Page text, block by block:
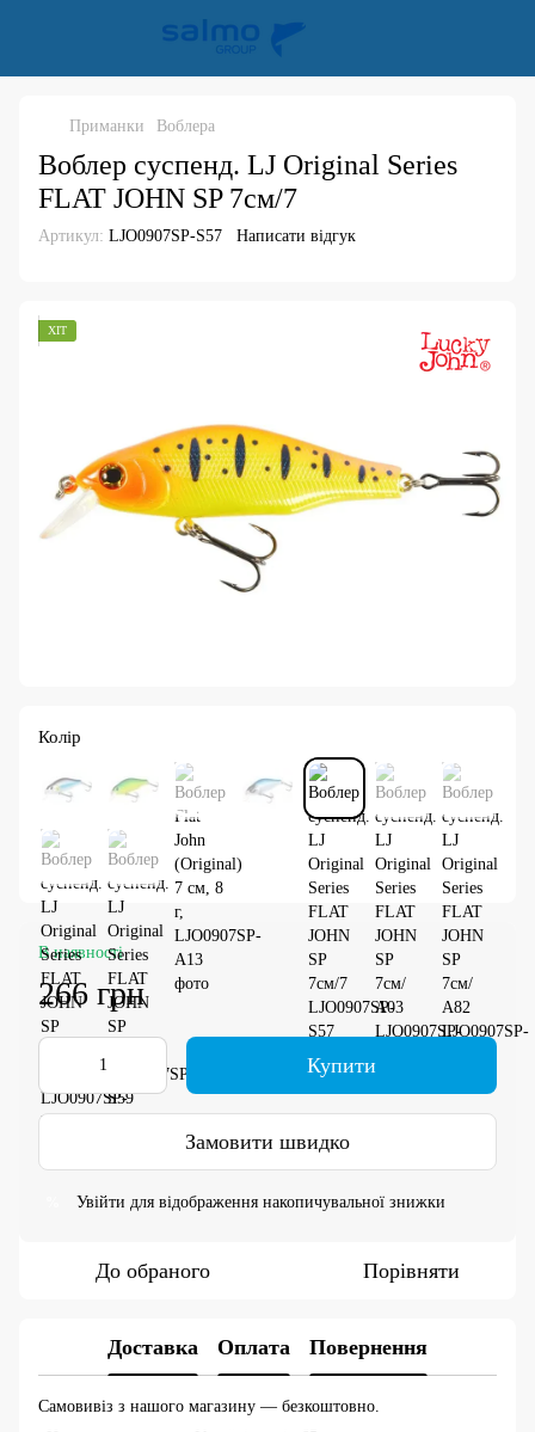
Приманки Воблера
Воблер суспенд. LJ Original Series
FLAT JOHN SP 7см/7
Артикул: LJO0907SP-S57 Написати відгук
ХІТ
Колір
В наявності
266 грн
Купити
Замовити швидко
Увійти для відображення накопичувальної знижки
До обраного Порівняти
Доставка Оплата Повернення
Самовивіз з нашого магазину — безкоштовно.